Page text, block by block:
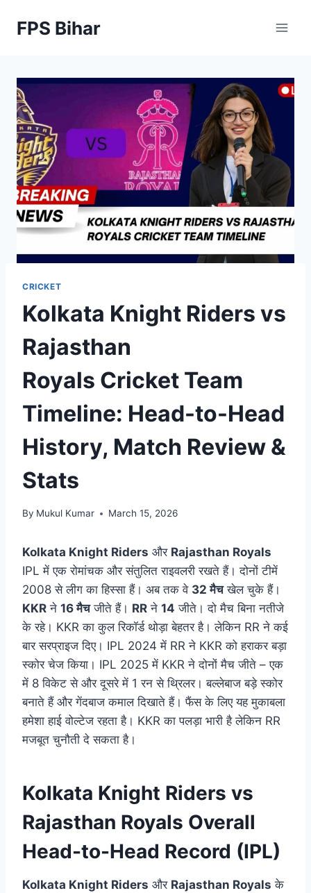
FPS Bihar
CRICKET
Kolkata Knight Riders vs
Rajasthan
Royals Cricket Team
Timeline: Head-to-Head
History, Match Review &
Stats
By Mukul Kumar March 15, 2026
Kolkata Knight Riders और Rajasthan Royals
IPL में एक रोमांचक और संतुलित राइवलरी रखते हैं। दोनों टीमें
2008 से लीग का हिस्सा हैं। अब तक वे 32 मैचखेल चुके हैं।
KKR ने 16 मैचजीते हैं। RR ने 14 जीते। दो मैच बिना नतीजे
के रहे। KKR का कुल रिकॉर्ड थोड़ा बेहतर है। लेकिन RR ने कई
बार सरप्राइज दिए। IPL 2024 में RR ने KKR को हराकर बड़ा
स्कोर चेज किया। IPL 2025 में KKR ने दोनों मैच जीते – एक
में 8 विकेट से और दूसरे में 1 रन से थ्रिलर। बल्लेबाज बड़े स्कोर
बनाते हैं और गेंदबाज कमाल दिखाते हैं। फैंस के लिए यह मुकाबला
हमेशा हाई वोल्टेज रहता है। KKR का पलड़ा भारी है लेकिन RR
मजबूत चुनौती दे सकता है।
Kolkata Knight Riders vs
Rajasthan Royals Overall
Head-to-Head Record (IPL)
Kolkata Knight Riders और Rajasthan Royals के